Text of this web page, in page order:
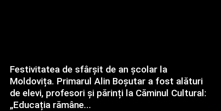
Festivitatea de sfârșit de an școlar la
Moldovița. Primarul Alin Boșutar a fost alături
de elevi, profesori și părinți la Căminul Cultural:
„Educația rămâne...